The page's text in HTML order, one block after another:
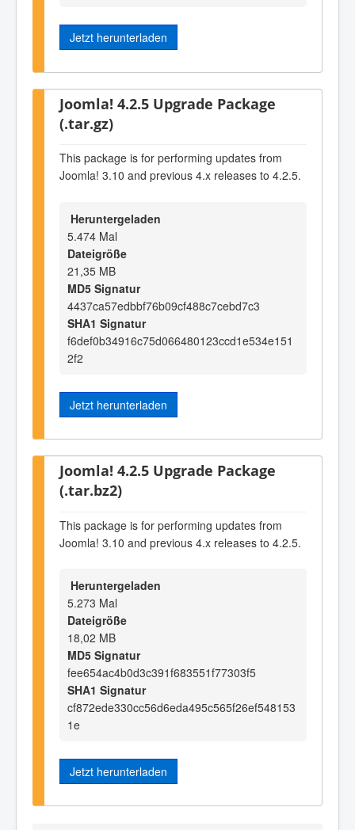
Jetzt herunterladen
Joomla! 4.2.5 Upgrade Package
(.tar.gz)
This package is for performing updates from
Joomla! 3.10 and previous 4.x releases to 4.2.5.
Heruntergeladen
5.474 Mal
Dateigröße
21,35 MB
MD5 Signatur
4437ca57edbbf76b09cf488c7cebd7c3
SHA1 Signatur
f6def0b34916c75d066480123ccd1e534e151
2f2
Jetzt herunterladen
Joomla! 4.2.5 Upgrade Package
(.tar.bz2)
This package is for performing updates from
Joomla! 3.10 and previous 4.x releases to 4.2.5.
Heruntergeladen
5.273 Mal
Dateigröße
18,02 MB
MD5 Signatur
fee654ac4b0d3c391f683551f77303f5
SHA1 Signatur
cf872ede330cc56d6eda495c565f26ef548153
1e
Jetzt herunterladen